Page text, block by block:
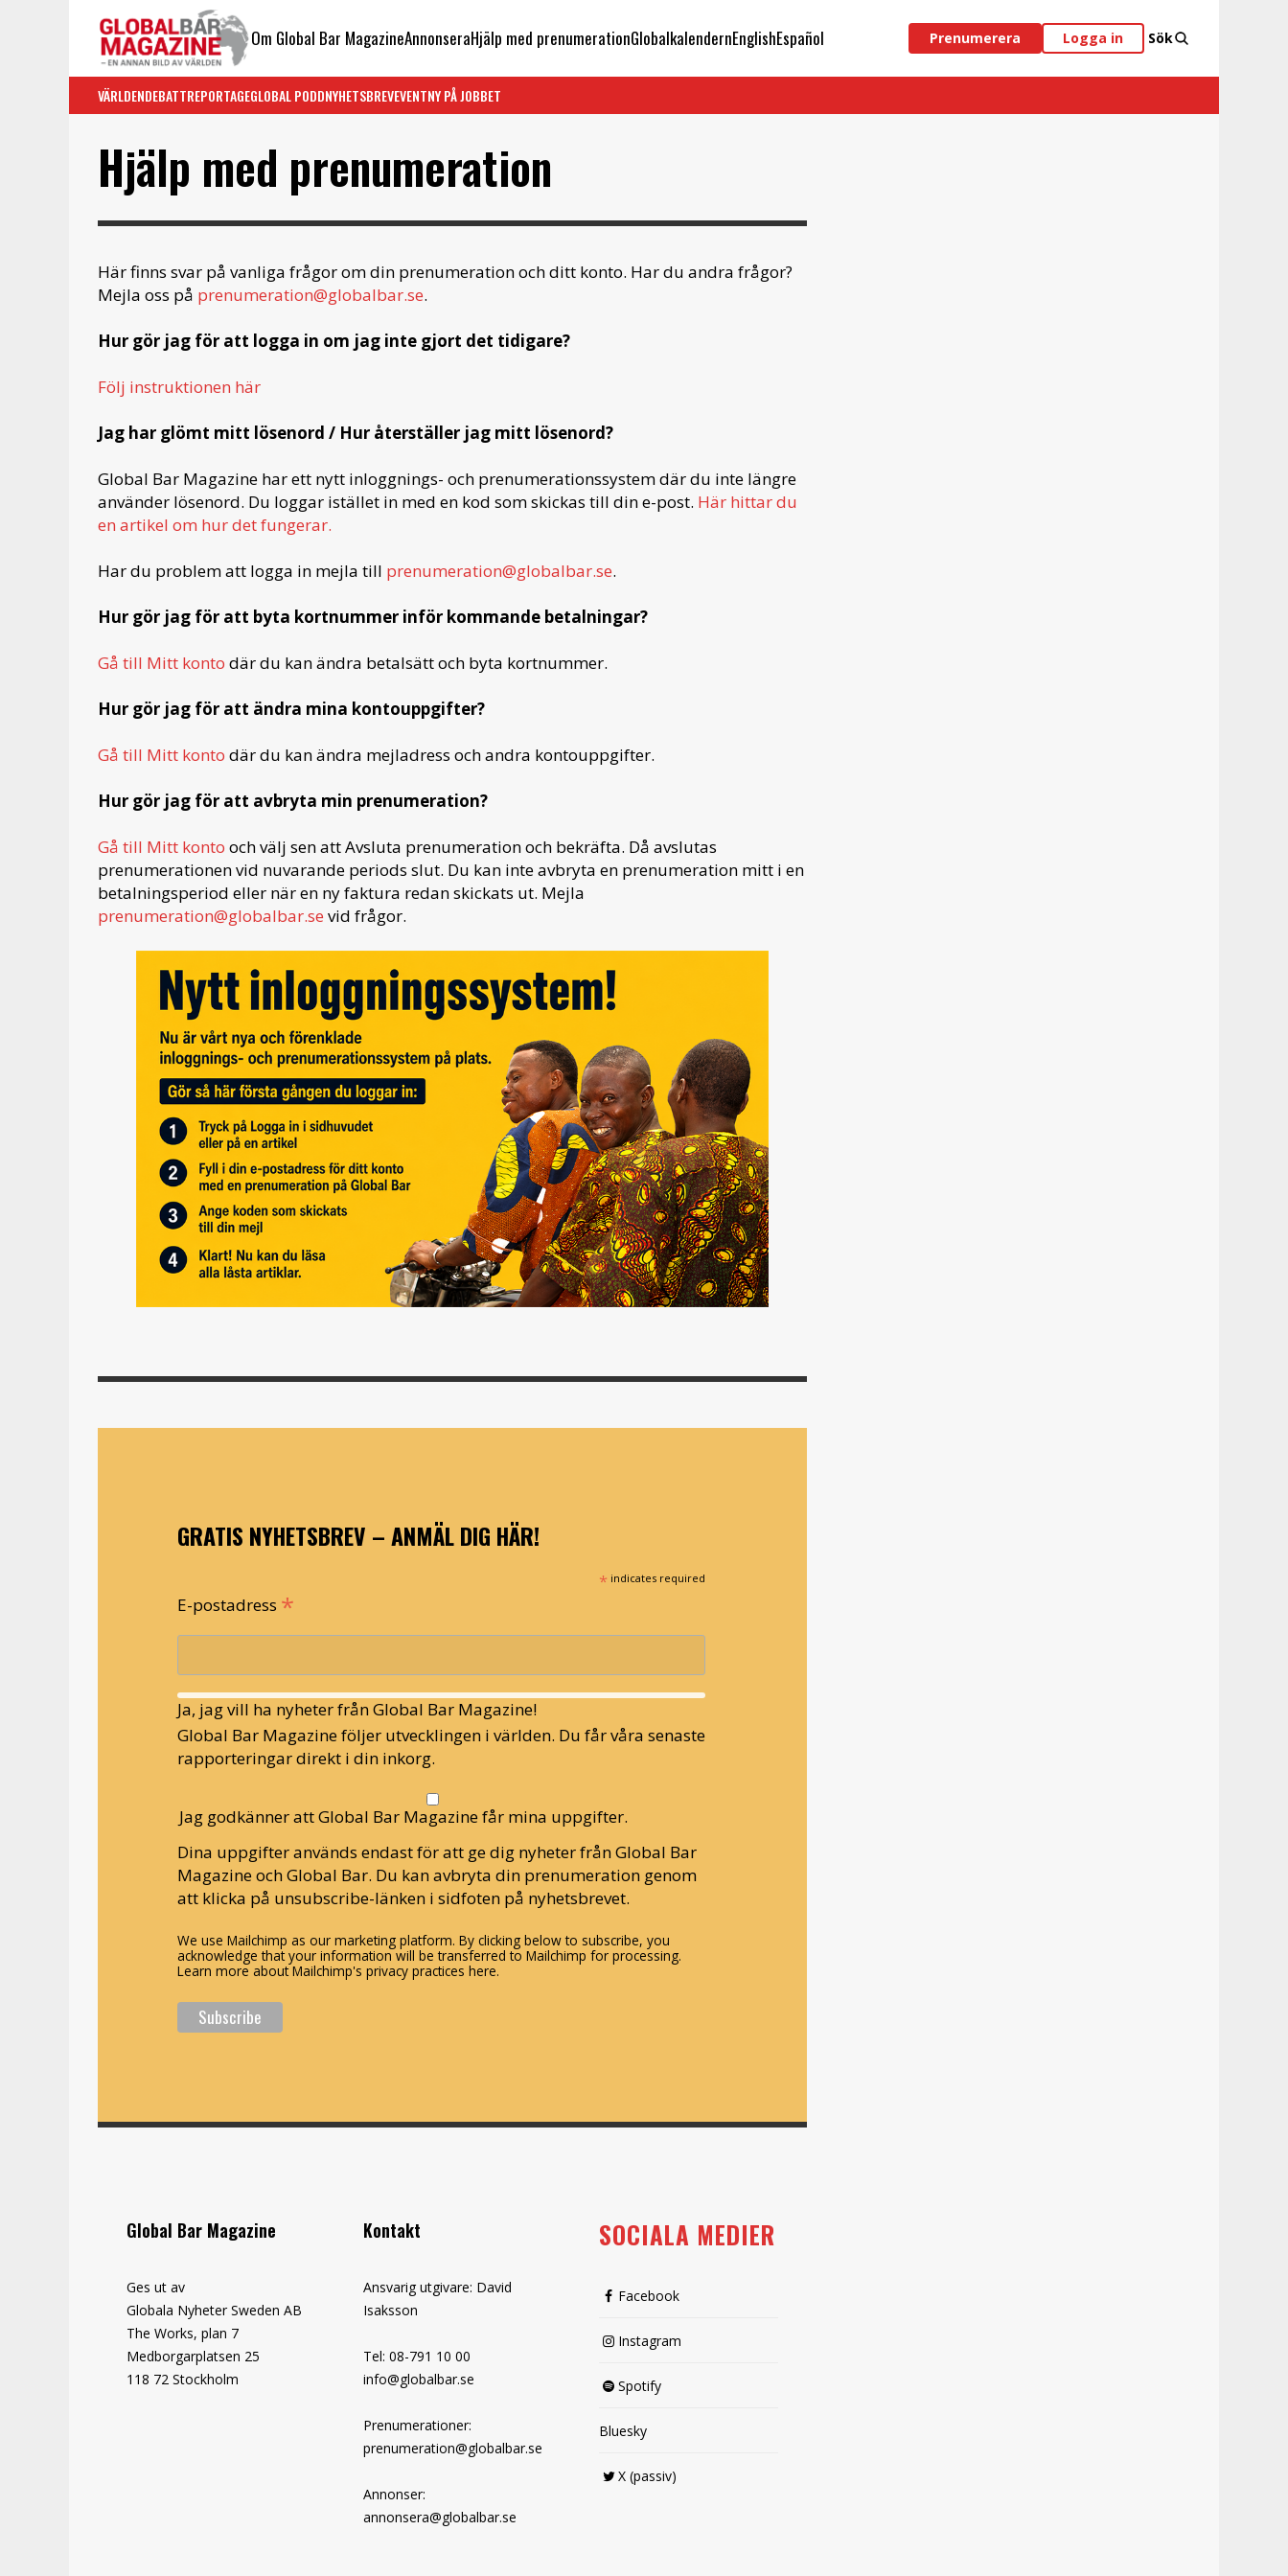
Om Global Bar MagazineAnnonseraHjälp med prenumerationGlobalkalendernEnglishEspañol Prenumerera Logga in Sök
VÄRLDENDEBATTREPORTAGEGLOBAL PODDNYHETSBREVEVENTNY PÅ JOBBET
Hjälp med prenumeration
Här finns svar på vanliga frågor om din prenumeration och ditt konto. Har du andra frågor?
Mejla oss på prenumeration@globalbar.se.
Hur gör jag för att logga in om jag inte gjort det tidigare?
Följ instruktionen här
Jag har glömt mitt lösenord / Hur återställer jag mitt lösenord?
Global Bar Magazine har ett nytt inloggnings- och prenumerationssystem där du inte längre
använder lösenord. Du loggar istället in med en kod som skickas till din e-post. Här hittar du
en artikel om hur det fungerar.
Har du problem att logga in mejla till prenumeration@globalbar.se.
Hur gör jag för att byta kortnummer inför kommande betalningar?
Gå till Mitt konto där du kan ändra betalsätt och byta kortnummer.
Hur gör jag för att ändra mina kontouppgifter?
Gå till Mitt konto där du kan ändra mejladress och andra kontouppgifter.
Hur gör jag för att avbryta min prenumeration?
Gå till Mitt konto och välj sen att Avsluta prenumeration och bekräfta. Då avslutas
prenumerationen vid nuvarande periods slut. Du kan inte avbryta en prenumeration mitt i en
betalningsperiod eller när en ny faktura redan skickats ut. Mejla
prenumeration@globalbar.se vid frågor.
GRATIS NYHETSBREV – ANMÄL DIG HÄR!
* indicates required
E-postadress *
Ja, jag vill ha nyheter från Global Bar Magazine!
Global Bar Magazine följer utvecklingen i världen. Du får våra senaste
rapporteringar direkt i din inkorg.
Jag godkänner att Global Bar Magazine får mina uppgifter.
Dina uppgifter används endast för att ge dig nyheter från Global Bar
Magazine och Global Bar. Du kan avbryta din prenumeration genom
att klicka på unsubscribe-länken i sidfoten på nyhetsbrevet.
We use Mailchimp as our marketing platform. By clicking below to subscribe, you
acknowledge that your information will be transferred to Mailchimp for processing.
Learn more about Mailchimp's privacy practices here.
Global Bar Magazine
Ges ut av
Globala Nyheter Sweden AB
The Works, plan 7
Medborgarplatsen 25
118 72 Stockholm
Kontakt
Ansvarig utgivare: David
Isaksson
Tel: 08-791 10 00
info@globalbar.se
Prenumerationer:
prenumeration@globalbar.se
Annonser:
annonsera@globalbar.se
SOCIALA MEDIER
Facebook
Instagram
Spotify
Bluesky
X (passiv)